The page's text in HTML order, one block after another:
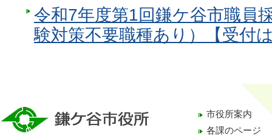
令和7年度第1回鎌ケ谷市職員
験対策不要職種あり）【受付
市役所案内
各課のページ